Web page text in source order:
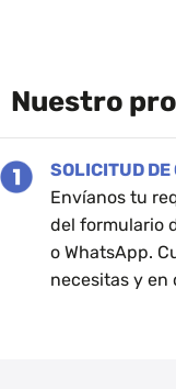
Nuestro
SOLICITUD DE
Envíanos tu
del formulario
o WhatsApp.
necesitas y en